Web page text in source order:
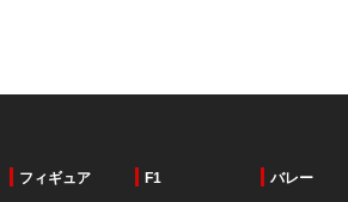
フィギュア F1 バレー